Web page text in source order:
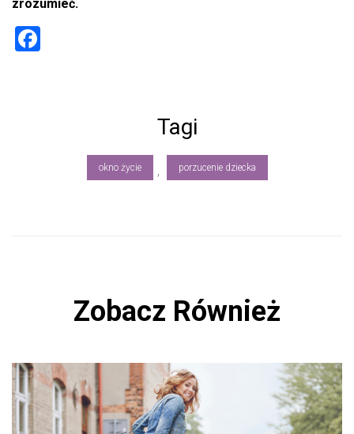
zrozumieć.
Tagi
okno życie , porzucenie dziecka
Zobacz Również